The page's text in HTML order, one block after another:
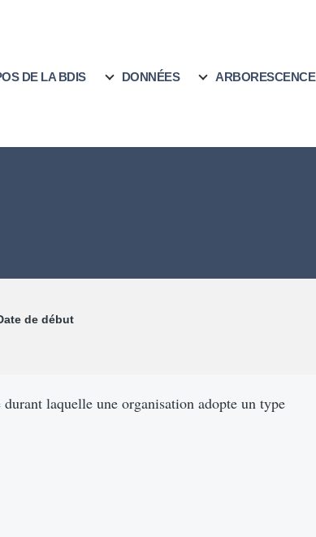
DE LA BDIS DONNÉES ARBORESCENCE
navigation PUBLICATIONS
de début
laquelle une organisation adopte un type